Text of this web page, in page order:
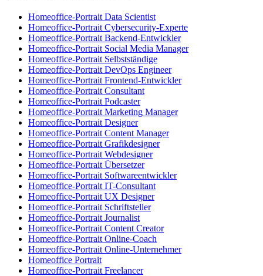
Homeoffice-Portrait Data Scientist
Homeoffice-Portrait Cybersecurity-Experte
Homeoffice-Portrait Backend-Entwickler
Homeoffice-Portrait Social Media Manager
Homeoffice-Portrait Selbstständige
Homeoffice-Portrait DevOps Engineer
Homeoffice-Portrait Frontend-Entwickler
Homeoffice-Portrait Consultant
Homeoffice-Portrait Podcaster
Homeoffice-Portrait Marketing Manager
Homeoffice-Portrait Designer
Homeoffice-Portrait Content Manager
Homeoffice-Portrait Grafikdesigner
Homeoffice-Portrait Webdesigner
Homeoffice-Portrait Übersetzer
Homeoffice-Portrait Softwareentwickler
Homeoffice-Portrait IT-Consultant
Homeoffice-Portrait UX Designer
Homeoffice-Portrait Schriftsteller
Homeoffice-Portrait Journalist
Homeoffice-Portrait Content Creator
Homeoffice-Portrait Online-Coach
Homeoffice-Portrait Online-Unternehmer
Homeoffice Portrait
Homeoffice-Portrait Freelancer